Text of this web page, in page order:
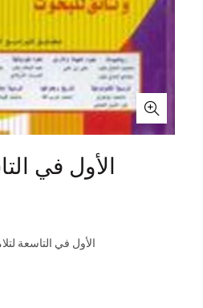
(الثلاثي 1) الأول في
الأول في التاسعة